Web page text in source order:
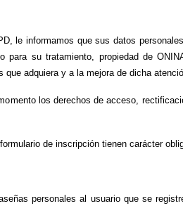
le informamos que sus datos
para su tratamiento, propiedad de
adquiera y a la mejora de dicha
los derechos de acceso,
de inscripción tienen carácter
personales al usuario que se